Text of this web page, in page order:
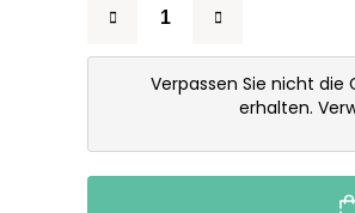
Verpassen Sie nicht die
erhalten.